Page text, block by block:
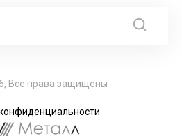
Все права защищены